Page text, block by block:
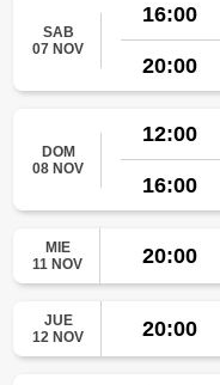
SAB
07 NOV
16:00
20:00
DOM
08 NOV
12:00
16:00
MIE
11 NOV
20:00
JUE
12 NOV
20:00